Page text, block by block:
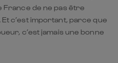
France de ne pas être
c’est important, parce que
c’est jamais une bonne